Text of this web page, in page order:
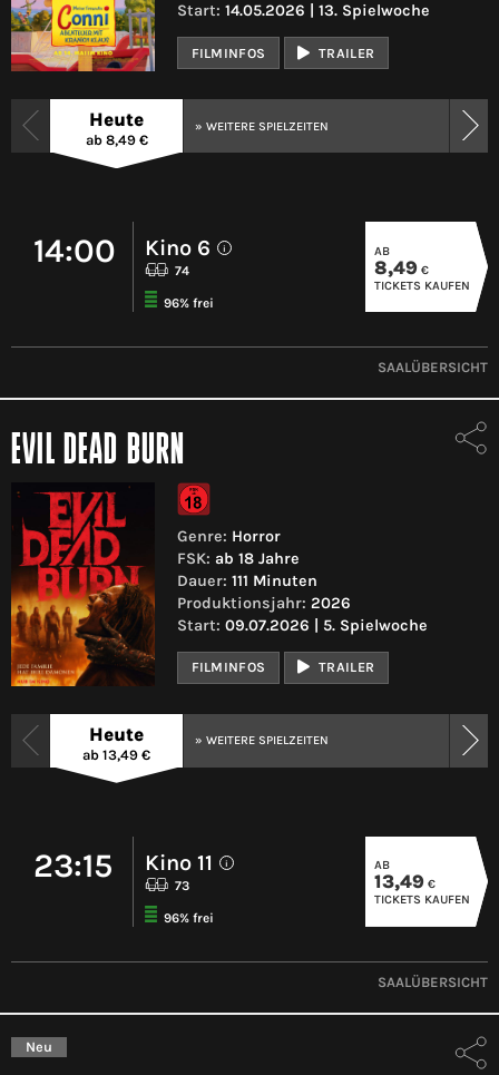
Start: 14.05.2026 | 13. Spielwoche
FILMINFOS TRAILER
Heute
ab 8,49 €
» WEITERE SPIELZEITEN
14:00 Kino 6 i
74
96% frei
AB
8,49 €
TICKETS KAUFEN
SAALÜBERSICHT
EVIL DEAD BURN
Genre: Horror
FSK: ab 18 Jahre
Dauer: 111 Minuten
Produktionsjahr: 2026
Start: 09.07.2026 | 5. Spielwoche
FILMINFOS TRAILER
Heute
ab 13,49 €
» WEITERE SPIELZEITEN
23:15 Kino 11 i
73
96% frei
AB
13,49 €
TICKETS KAUFEN
SAALÜBERSICHT
Neu